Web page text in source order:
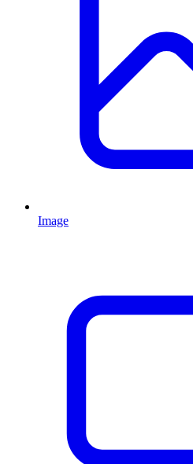
Image